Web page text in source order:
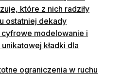
które z nich radziły
ostatniej dekady
modelowanie i
kładki dla
ograniczenia w ruchu